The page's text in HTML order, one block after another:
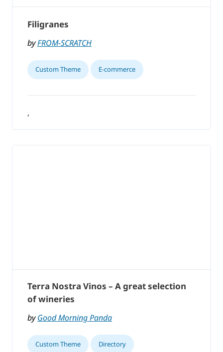
Filigranes
byFROM-SCRATCH
Custom Theme E-commerce
,
Terra Nostra Vinos – A great selection
of wineries
byGood Morning Panda
Custom Theme Directory